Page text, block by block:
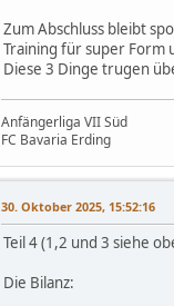
Zum Abschluss bleibt
Training für super Form
Diese 3 Dinge trugen
Anfängerliga VII Süd
FC Bavaria Erding
30. Oktober 2025, 15:52:16
Teil 4 (1,2 und 3 siehe
Die Bilanz: